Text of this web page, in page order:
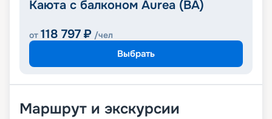
Каюта с балконом Aurea (BA)
от 118 797 ₽ /чел
Выбрать
Маршрут и экскурсии